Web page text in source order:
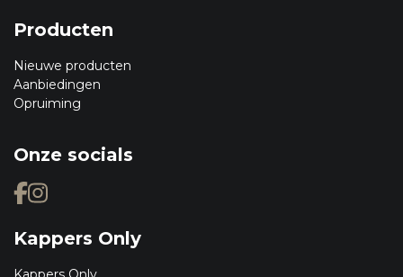
Producten
Nieuwe producten
Aanbiedingen
Opruiming
Onze socials
Kappers Only